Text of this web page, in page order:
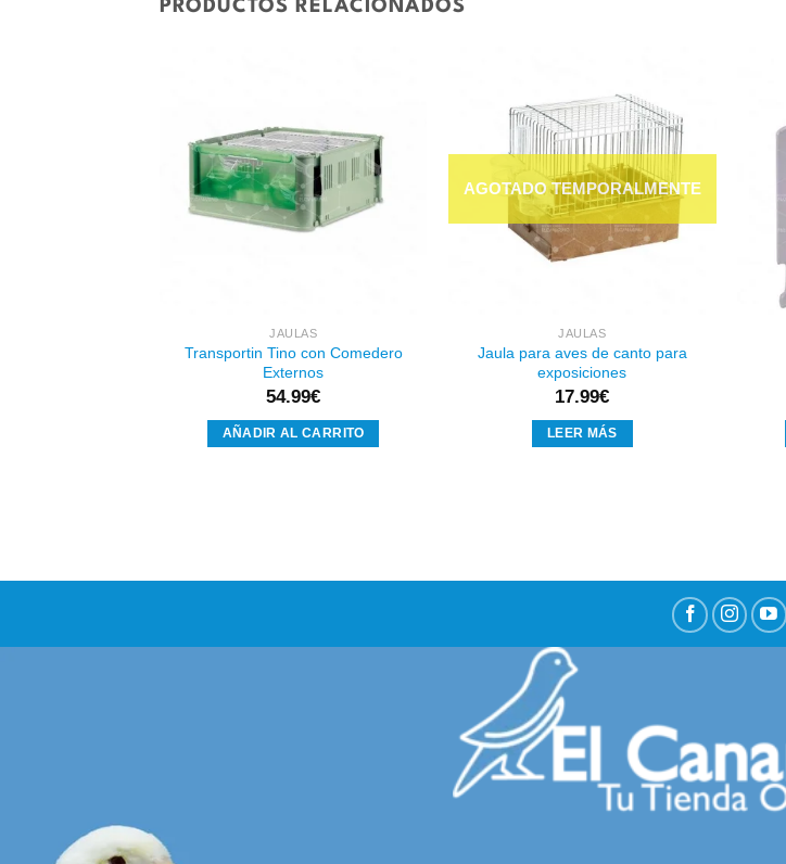
PRODUCTOS RELACIONADOS
Añadir
a la
lista de
deseos
JAULAS
Transportin Tino con Comedero
Externos
54.99€
AÑADIR AL CARRITO
Añadir
lista de
deseos
JAULAS
Jaula para aves de canto para
exposiciones
17.99€
LEER MÁS